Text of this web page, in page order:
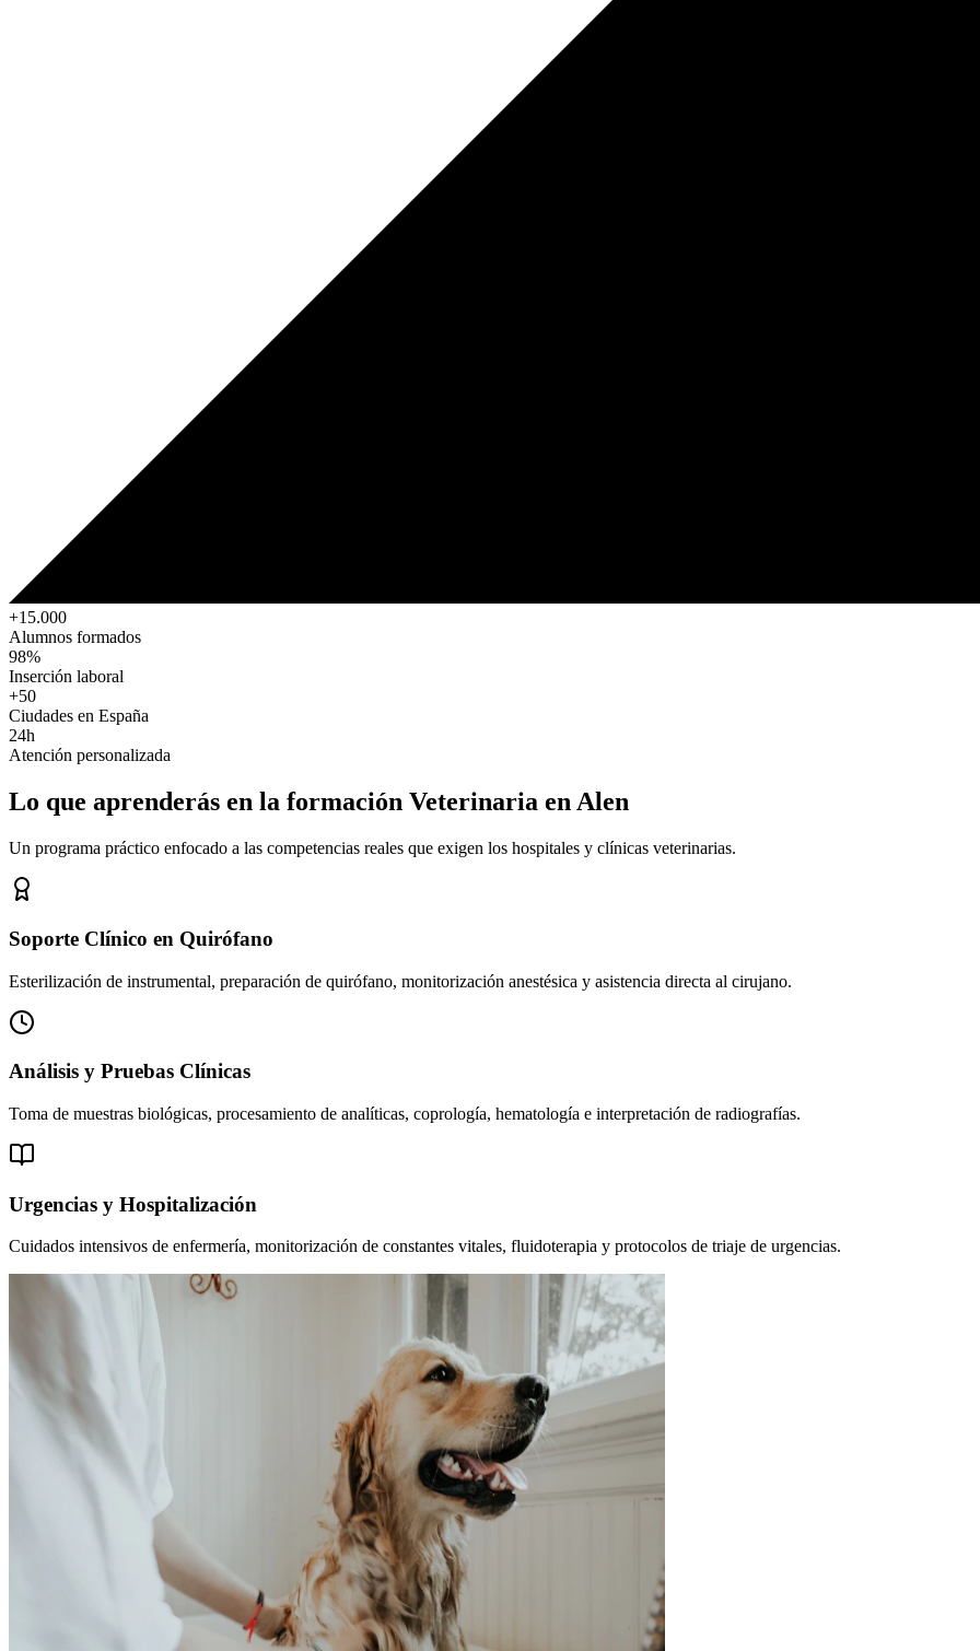
+15.000
Alumnos formados
98%
Inserción laboral
+50
Ciudades en España
24h
Atención personalizada
Lo que aprenderás en la formación Veterinaria en Alen
Un programa práctico enfocado a las competencias reales que exigen los hospitales y clínicas veterinarias.
Soporte Clínico en Quirófano
Esterilización de instrumental, preparación de quirófano, monitorización anestésica y asistencia directa al cirujano.
Análisis y Pruebas Clínicas
Toma de muestras biológicas, procesamiento de analíticas, coprología, hematología e interpretación de radiografías.
Urgencias y Hospitalización
Cuidados intensivos de enfermería, monitorización de constantes vitales, fluidoterapia y protocolos de triaje de urgencias.